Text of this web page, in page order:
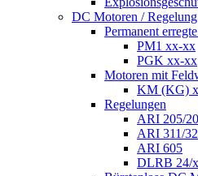
DC Motoren / Regelung
Permanent
PM1 xx-xx
PGK xx-xx
Motoren mit
KM (KG)
Regelungen
ARI 205/
ARI 311/
ARI 605
DLRB 24/